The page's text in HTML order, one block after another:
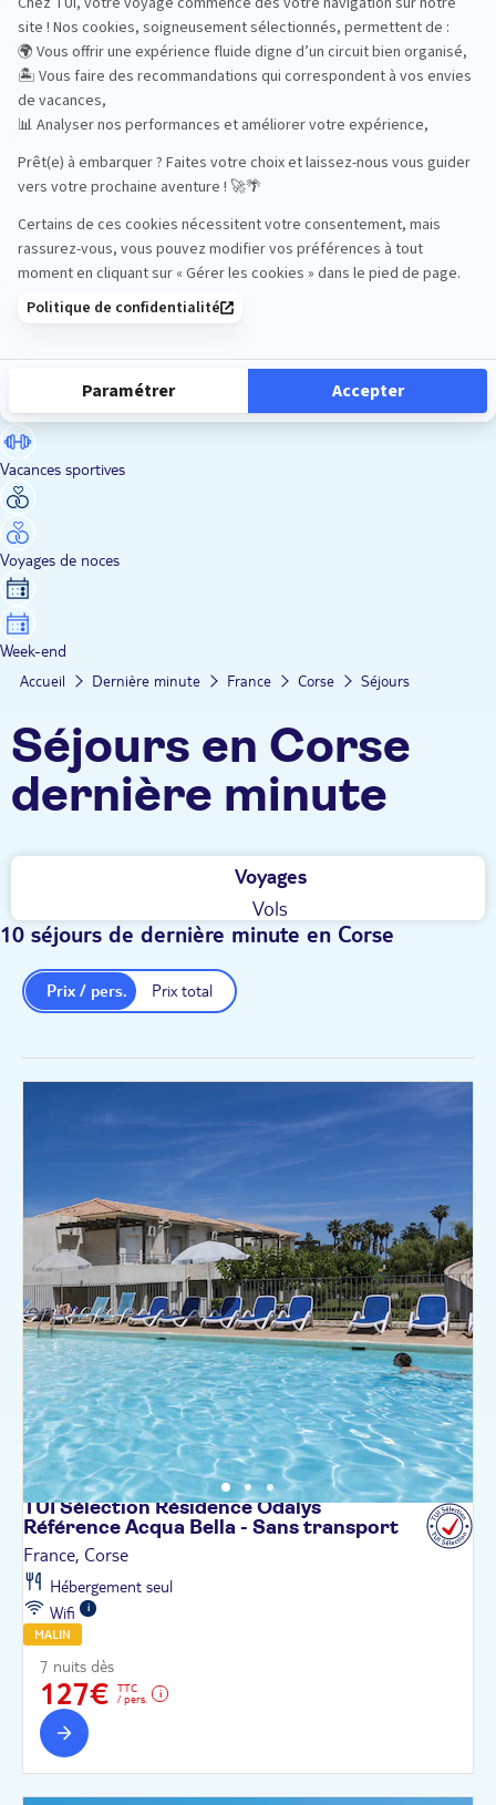
Road Trips
Safari
Sénior
Vacances sportives
Voyages de noces
Week-end
Accueil Dernière minute France Corse Séjours
Séjours en Corse
dernière minute
Voyages
Vols
10 séjours de dernière minute en Corse
Prix total
Prix / pers.
TUI Sélection Résidence Odalys
Référence Acqua Bella - Sans transport
France, Corse
Hébergement seul
Wifi
MALIN
7 nuits dès
127€
TTC
/ pers.